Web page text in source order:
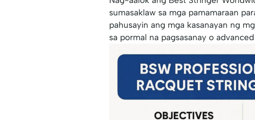
sumasaklaw sa mga pamamaraan
pahusayin ang mga kasanayan ng
sa pormal na pagsasanay o